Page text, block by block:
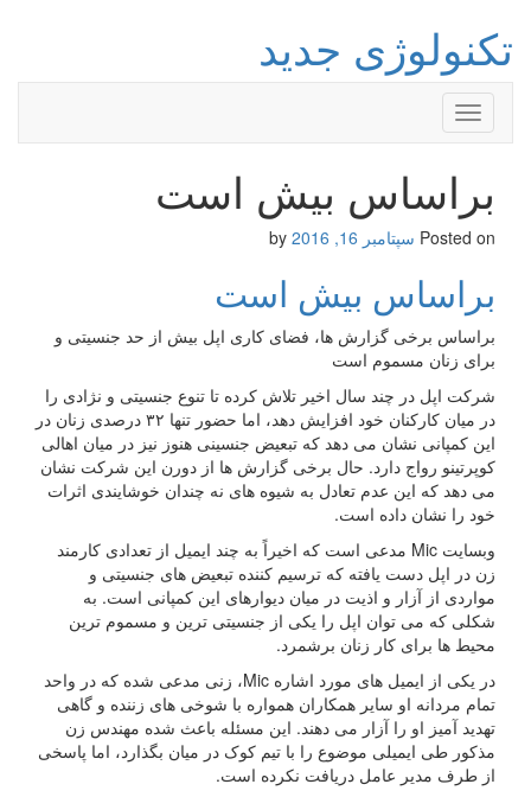
تکنولوژی جدید
Toggle
navigation
براساس بیش است
Posted on سپتامبر 16, 2016
براساس بیش است
براساس برخی گزارش ها، فضای کاری اپل بیش از حد جنسیتی و
برای زنان مسموم است
شرکت اپل در چند سال اخیر تلاش کرده تا تنوع جنسیتی و نژادی را
در میان کارکنان خود افزایش دهد،‌ اما حضور تنها ۳۲ درصدی زنان در
این کمپانی نشان می دهد که تبعیض جنسینی هنوز نیز در میان اهالی
کوپرتینو رواج دارد. حال برخی گزارش ها از دورن این شرکت نشان
می دهد که این عدم تعادل به شیوه های نه چندان خوشایندی اثرات
خود را نشان داده است.
وبسایت Mic مدعی است که اخیراً به چند ایمیل از تعدادی کارمند
زن در اپل دست یافته که ترسیم کننده تبعیض های جنسیتی و
مواردی از آزار و اذیت در میان دیوارهای این کمپانی است. به
شکلی که می توان اپل را یکی از جنسیتی ترین و مسموم ترین
محیط ها برای کار زنان برشمرد.
در یکی از ایمیل های مورد اشاره Mic، زنی مدعی شده که در واحد
تمام مردانه او سایر همکاران همواره با شوخی های زننده و گاهی
تهدید آمیز او را آزار می دهند. این مسئله باعث شده مهندس زن
مذکور طی ایمیلی موضوع را با تیم کوک در میان بگذارد، اما پاسخی
از طرف مدیر عامل دریافت نکرده است.